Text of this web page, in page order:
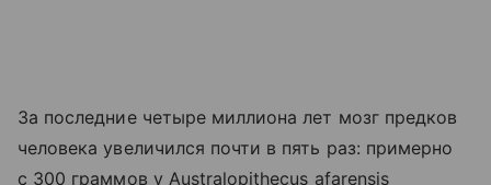
За последние четыре миллиона лет мозг предков
человека увеличился почти в пять раз: примерно
с 300 граммов у Australopithecus afarensis